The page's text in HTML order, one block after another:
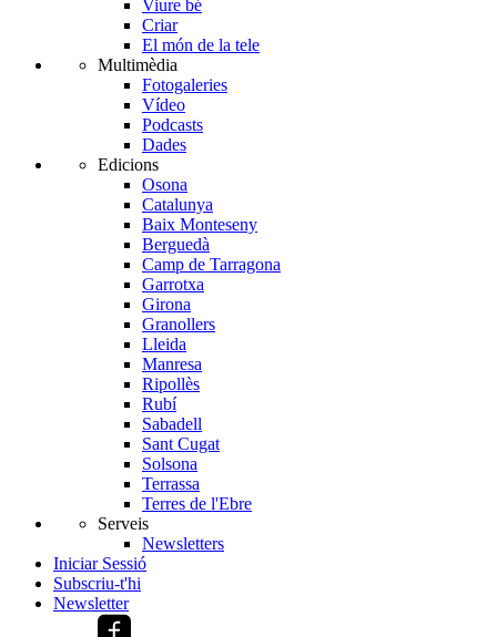
Viure bé
Criar
El món de la tele
Multimèdia
Fotogaleries
Vídeo
Podcasts
Dades
Edicions
Osona
Catalunya
Baix Monteseny
Berguedà
Camp de Tarragona
Garrotxa
Girona
Granollers
Lleida
Manresa
Ripollès
Rubí
Sabadell
Sant Cugat
Solsona
Terrassa
Terres de l'Ebre
Serveis
Newsletters
Iniciar Sessió
Subscriu-t'hi
Newsletter